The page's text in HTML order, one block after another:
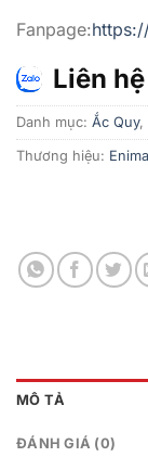
Fanpage:
Liên hệ
Danh mục: Ắc Quy,
Thương hiệu:
MÔ TẢ
ĐÁNH GIÁ (0)